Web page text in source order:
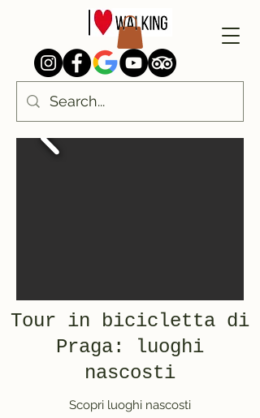
Tour in bicicletta di
Praga: luoghi
nascosti
Scopri luoghi nascosti